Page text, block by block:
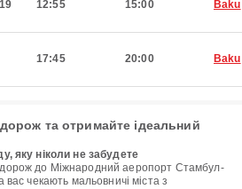
12:55 15:00 Baku
17:45 20:00 Baku
та отримайте ідеальний
яку ніколи не забудете
до Міжнародний аеропорт Стамбул-
чекають мальовничі міста з